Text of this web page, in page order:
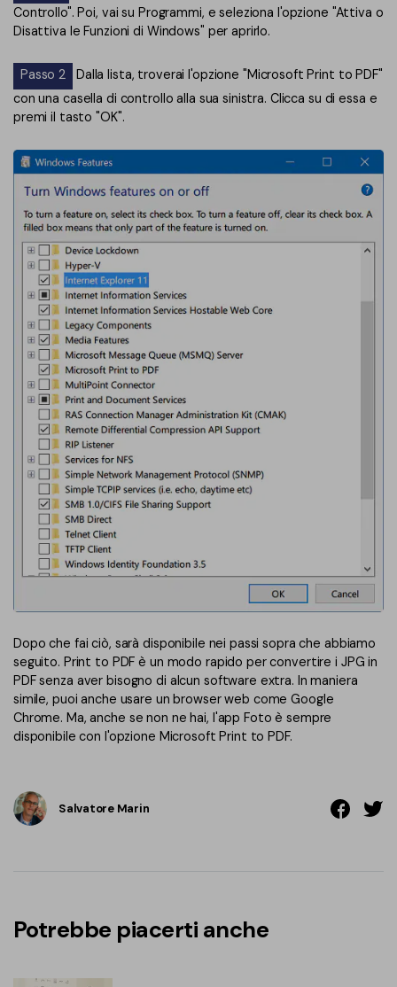
Controllo". Poi, vai su Programmi, e seleziona l'opzione "Attiva o
Disattiva le Funzioni di Windows" per aprirlo.
Passo 2
Dalla lista, troverai l'opzione "Microsoft Print to PDF"
con una casella di controllo alla sua sinistra. Clicca su di essa e
premi il tasto "OK".
Dopo che fai ciò, sarà disponibile nei passi sopra che abbiamo
seguito. Print to PDF è un modo rapido per convertire i JPG in
PDF senza aver bisogno di alcun software extra. In maniera
simile, puoi anche usare un browser web come Google
Chrome. Ma, anche se non ne hai, l'app Foto è sempre
disponibile con l'opzione Microsoft Print to PDF.
Salvatore Marin
Potrebbe piacerti anche